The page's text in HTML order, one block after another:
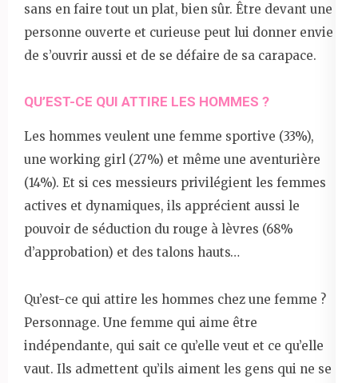
sans en faire tout un plat, bien sûr. Être devant une
personne ouverte et curieuse peut lui donner envie
de s’ouvrir aussi et de se défaire de sa carapace.
QU’EST-CE QUI ATTIRE LES HOMMES ?
Les hommes veulent une femme sportive (33%),
une working girl (27%) et même une aventurière
(14%). Et si ces messieurs privilégient les femmes
actives et dynamiques, ils apprécient aussi le
pouvoir de séduction du rouge à lèvres (68%
d’approbation) et des talons hauts…
Qu’est-ce qui attire les hommes chez une femme ?
Personnage. Une femme qui aime être
indépendante, qui sait ce qu’elle veut et ce qu’elle
vaut. Ils admettent qu’ils aiment les gens qui ne se